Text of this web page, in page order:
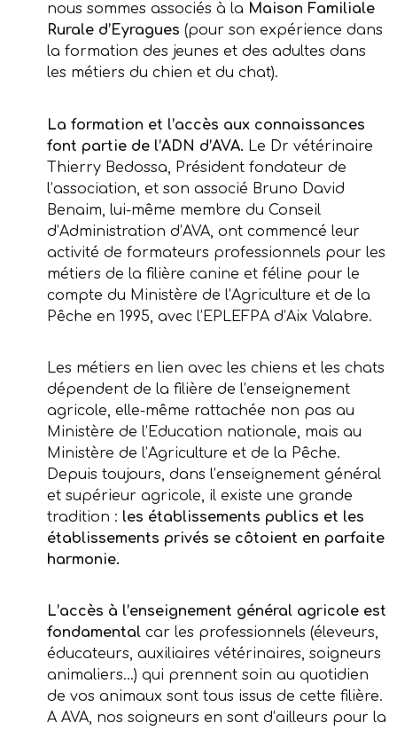
nous sommes associés à la Maison Familiale
Rurale d’Eyragues (pour son expérience dans
la formation des jeunes et des adultes dans
les métiers du chien et du chat).
La formation et l’accès aux connaissances
font partie de l’ADN d’AVA. Le Dr vétérinaire
Thierry Bedossa, Président fondateur de
l’association, et son associé Bruno David
Benaim, lui-même membre du Conseil
d’Administration d’AVA, ont commencé leur
activité de formateurs professionnels pour les
métiers de la filière canine et féline pour le
compte du Ministère de l’Agriculture et de la
Pêche en 1995, avec l’EPLEFPA d’Aix Valabre.
Les métiers en lien avec les chiens et les chats
dépendent de la filière de l’enseignement
agricole, elle-même rattachée non pas au
Ministère de l’Education nationale, mais au
Ministère de l’Agriculture et de la Pêche.
Depuis toujours, dans l’enseignement général
et supérieur agricole, il existe une grande
tradition : les établissements publics et les
établissements privés se côtoient en parfaite
harmonie.
L’accès à l’enseignement général agricole est
fondamental car les professionnels (éleveurs,
éducateurs, auxiliaires vétérinaires, soigneurs
animaliers…) qui prennent soin au quotidien
de vos animaux sont tous issus de cette filière.
A AVA, nos soigneurs en sont d’ailleurs pour la